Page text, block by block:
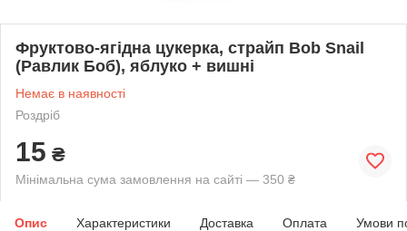
Фруктово-ягідна цукерка, страйп Bob Snail
(Равлик Боб), яблуко + вишні
Немає в наявності
Роздріб
15 ₴
Мінімальна сума замовлення на сайті — 350 ₴
Опис Характеристики Доставка Оплата Умови